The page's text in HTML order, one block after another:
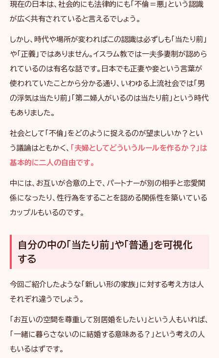
現在の日本は、社会的にも法律的にも「不倫＝悪」という認識
が広く共有されていると言えるでしょう。
しかし、時代や場所が変わればこの認識は必ずしも「当たり前」
や「正義」ではありません。イスラム教では一夫多妻制が認めら
れているのは有名な話です。日本でも正妻や妾という言葉が
使われていたことから分かる通り、いわゆる上流社会では「男
の浮気は当たり前」「第二婦人がいるのは当たり前」という時代
もありました。
社会として「不倫」をどのように捉えるのが望ましいか？とい
う議論はともかく、 「夫婦としてどういうルールを作るか？」は
基本的に二人の自由です。
中には、お互いが合意の上で、パートナーが別の相手と恋愛関
係になったり、性行為をすることを認める関係性を築いている
カップルもいるのです。
自分の中の「当たり前」や「普通」を可視化
する
今回ご紹介したような「新しい形の家族」に対する考え方は人
それぞれ違うでしょう。
「お互いの空間を尊重して別居婚をしたい」という人もいれば、
「一緒に暮らさないのに結婚する意味ある？」という考えの人
もいるはずです。